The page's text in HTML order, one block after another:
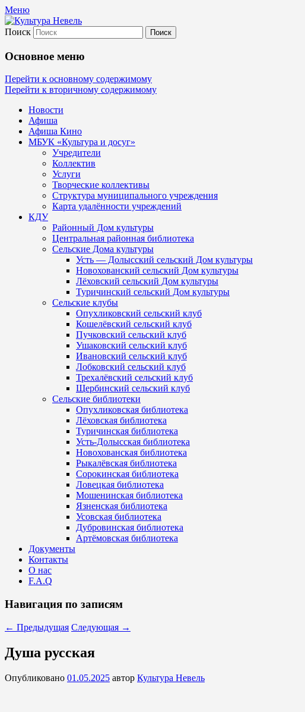
Меню
Культура Невель
МБУК Невельского района "Культура и досуг"
Поиск
Основное меню
Перейти к основному содержимому
Перейти к вторичному содержимому
Новости
Афиша
Афиша Кино
МБУК «Культура и досуг»
Учредители
Коллектив
Услуги
Творческие коллективы
Структура муниципального учреждения
Карта удалённости учреждений
КДУ
Районный Дом культуры
Центральная районная библиотека
Сельские Дома культуры
Усть — Долысский сельский Дом культуры
Новохованский сельский Дом культуры
Лёховский сельский Дом культуры
Туричинский сельский Дом культуры
Сельские клубы
Опухликовский сельский клуб
Кошелёвский сельский клуб
Пучковский сельский клуб
Ушаковский сельский клуб
Ивановский сельский клуб
Лобковский сельский клуб
Трехалёвский сельский клуб
Щербинский сельский клуб
Сельские библиотеки
Опухликовская библиотека
Лёховская библиотека
Туричинская библиотека
Усть-Долысская библиотека
Новохованская библиотека
Рыкалёвская библиотека
Сорокинская библиотека
Ловецкая библиотека
Мошенинская библиотека
Язненская библиотека
Усовская библиотека
Дубровинская библиотека
Артёмовская библиотека
Документы
Контакты
О нас
F.A.Q
Навигация по записям
← Предыдущая Следующая →
Душа русская
Опубликовано 01.05.2025 автор Культура Невель